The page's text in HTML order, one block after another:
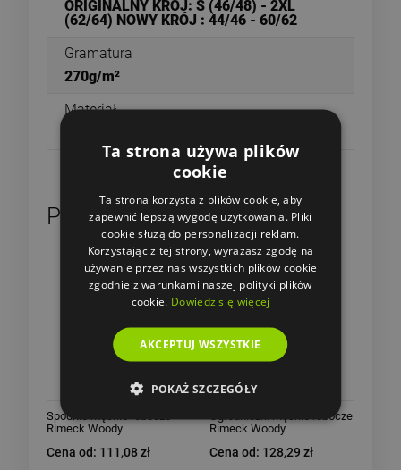
ORIGINALNY KRÓJ: S (46/48) - 2XL
(62/64) NOWY KRÓJ : 44/46 - 60/62
Gramatura
270g/m²
Materiał
Produkty powiązane
Spodnie męskie robocze
Rimeck Woody
Cena od: 111,08 zł
Ogrodniczki męskie robocze
Rimeck Woody
Cena od: 128,29 zł
Ta strona używa plików
cookie
Ta strona korzysta z plików cookie, aby
zapewnić lepszą wygodę użytkowania. Pliki
cookie służą do personalizacji reklam.
Korzystając z tej strony, wyrażasz zgodę na
używanie przez nas wszystkich plików cookie
zgodnie z warunkami naszej polityki plików
cookie. Dowiedz się więcej
AKCEPTUJ WSZYSTKIE
POKAŻ SZCZEGÓŁY